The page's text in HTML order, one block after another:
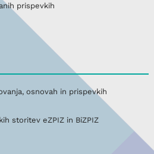
prispevkih
osnovah in prispevkih
storitev eZPIZ in BiZPIZ